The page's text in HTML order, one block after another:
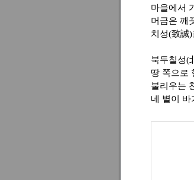
마을에서
머금은 깨
치성(致誠
북두칠성(
땅 쪽으로
불리우는
네 별이 바